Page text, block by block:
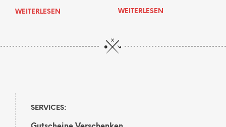
WEITERLESEN WEITERLESEN
SERVICES: